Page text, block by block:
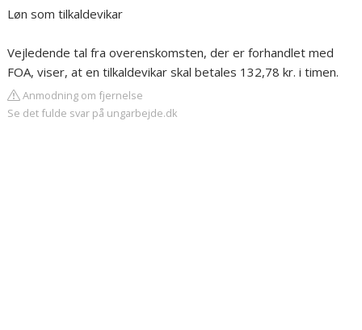
Løn som tilkaldevikar
Vejledende tal fra overenskomsten, der er forhandlet med
FOA, viser, at en tilkaldevikar skal betales 132,78 kr. i timen.
Anmodning om fjernelse
Se det fulde svar på ungarbejde.dk